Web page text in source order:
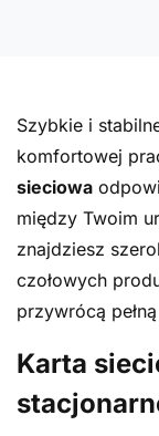
Szybkie i
komfortowej
sieciowa
między Twoim
znajdziesz
czołowych
przywrócą
Karta